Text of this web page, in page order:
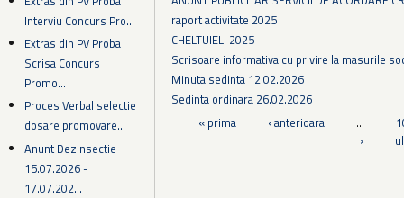
Interviu Concurs Pro...
Extras din PV Proba
Scrisa Concurs
Promo...
Proces Verbal selectie
dosare promovare...
Anunt Dezinsectie
15.07.2026 -
17.07.202...
raport activitate 2025
CHELTUIELI 2025
Scrisoare informativa cu privire la masurile
Minuta sedinta 12.02.2026
Sedinta ordinara 26.02.2026
Pagini
« prima ‹ anterioara …
›